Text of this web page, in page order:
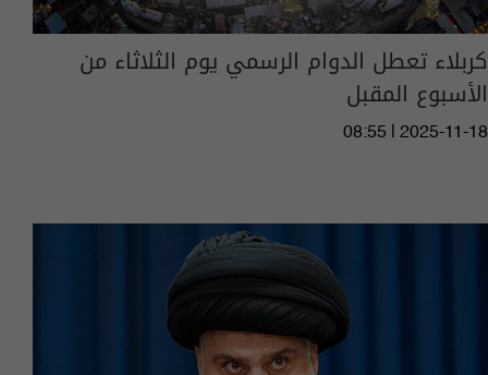
كربلاء تعطل الدوام الرسمي يوم الثلاثاء من
الأسبوع المقبل
08:55 | 2025-11-18